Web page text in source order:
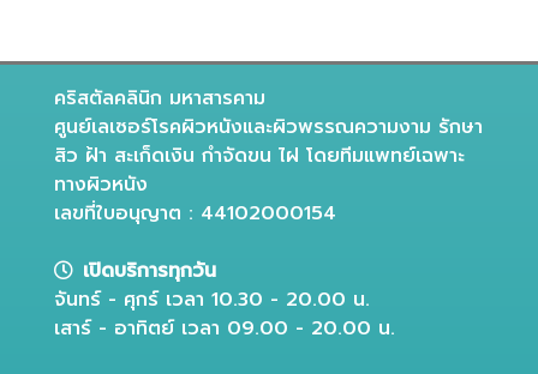
คริสตัลคลินิก มหาสารคาม
ศูนย์เลเซอร์โรคผิวหนังและผิวพรรณความงาม รักษา
สิว ฝ้า สะเก็ดเงิน กำจัดขน ไฝ โดยทีมแพทย์เฉพาะ
ทางผิวหนัง
เลขที่ใบอนุญาต : 44102000154
เปิดบริการทุกวัน
จันทร์ - ศุกร์ เวลา 10.30 - 20.00 น.
เสาร์ - อาทิตย์ เวลา 09.00 - 20.00 น.